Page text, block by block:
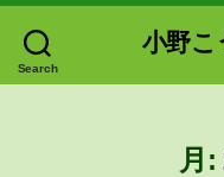
Search
小野こ
月: